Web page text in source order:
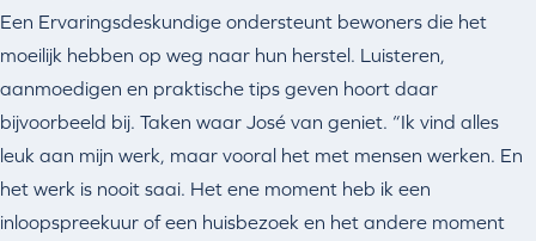
Een Ervaringsdeskundige ondersteunt bewoners die het
moeilijk hebben op weg naar hun herstel. Luisteren,
aanmoedigen en praktische tips geven hoort daar
bijvoorbeeld bij. Taken waar José van geniet. “Ik vind alles
leuk aan mijn werk, maar vooral het met mensen werken. En
het werk is nooit saai. Het ene moment heb ik een
inloopspreekuur of een huisbezoek en het andere moment